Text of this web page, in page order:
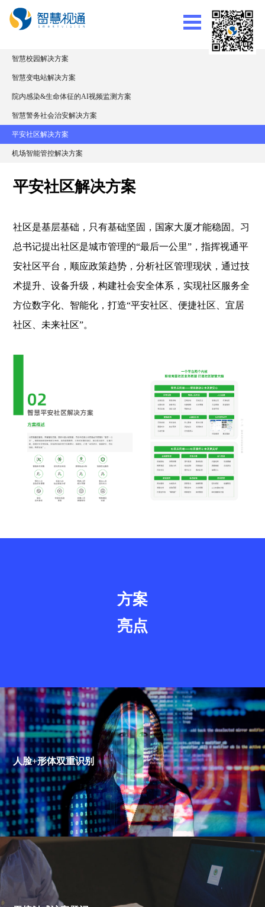
智慧校园解决方案
智慧变电站解决方案
院内感染&生命体征的AI视频监测方案
智慧警务社会治安解决方案
平安社区解决方案
机场智能管控解决方案
平安社区解决方案
社区是基层基础，只有基础坚固，国家大厦才能稳固。习
总书记提出社区是城市管理的“最后一公里”，指挥视通平
安社区平台，顺应政策趋势，分析社区管理现状，通过技
术提升、设备升级，构建社会安全体系，实现社区服务全
方位数字化、智能化，打造“平安社区、便捷社区、宜居
社区、未来社区”。
方案
亮点
人脸+形体双重识别